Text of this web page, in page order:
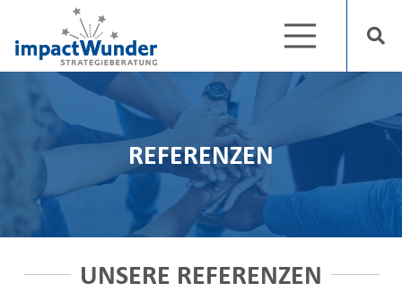
REFERENZEN
UNSERE REFERENZEN